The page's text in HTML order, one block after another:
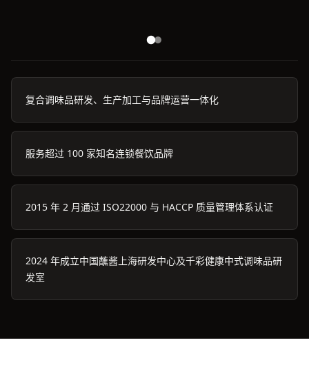
复合调味品研发、生产加工与品牌运营一体化
服务超过 100 家知名连锁餐饮品牌
2015 年 2 月通过 ISO22000 与 HACCP 质量管理体系认证
2024 年成立中国蘸酱上海研发中心及千彩健康中式调味品研
发室